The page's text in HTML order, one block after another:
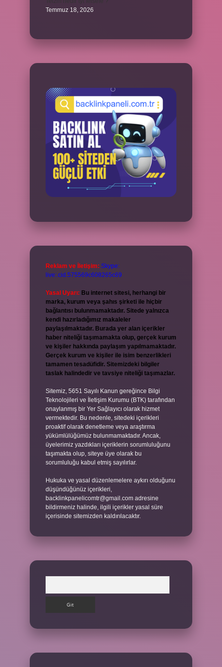
Temmuz 18, 2026
Reklam ve İletişim: Skype:
live:.cid.575569c608265c69
Yasal Uyarı: Bu internet sitesi, herhangi bir
marka, kurum veya şahıs şirketi ile hiçbir
bağlantısı bulunmamaktadır. Sitede yalnızca
kendi hazırladığımız makaleler
paylaşılmaktadır. Burada yer alan içerikler
haber niteliği taşımamakta olup, gerçek kurum
ve kişiler hakkında paylaşım yapılmamaktadır.
Gerçek kurum ve kişiler ile isim benzerlikleri
tamamen tesadüfidir. Sitemizdeki bilgiler
taslak halindedir ve tavsiye niteliği taşımazlar.
Sitemiz, 5651 Sayılı Kanun gereğince Bilgi
Teknolojileri ve İletişim Kurumu (BTK) tarafından
onaylanmış bir Yer Sağlayıcı olarak hizmet
vermektedir. Bu nedenle, sitedeki içerikleri
proaktif olarak denetleme veya araştırma
yükümlülüğümüz bulunmamaktadır. Ancak,
üyelerimiz yazdıkları içeriklerin sorumluluğunu
taşımakta olup, siteye üye olarak bu
sorumluluğu kabul etmiş sayılırlar.
Hukuka ve yasal düzenlemelere aykırı olduğunu
düşündüğünüz içerikleri,
backlinkpanelicomtr@gmail.com adresine
bildirmeniz halinde, ilgili içerikler yasal süre
içerisinde sitemizden kaldırılacaktır.